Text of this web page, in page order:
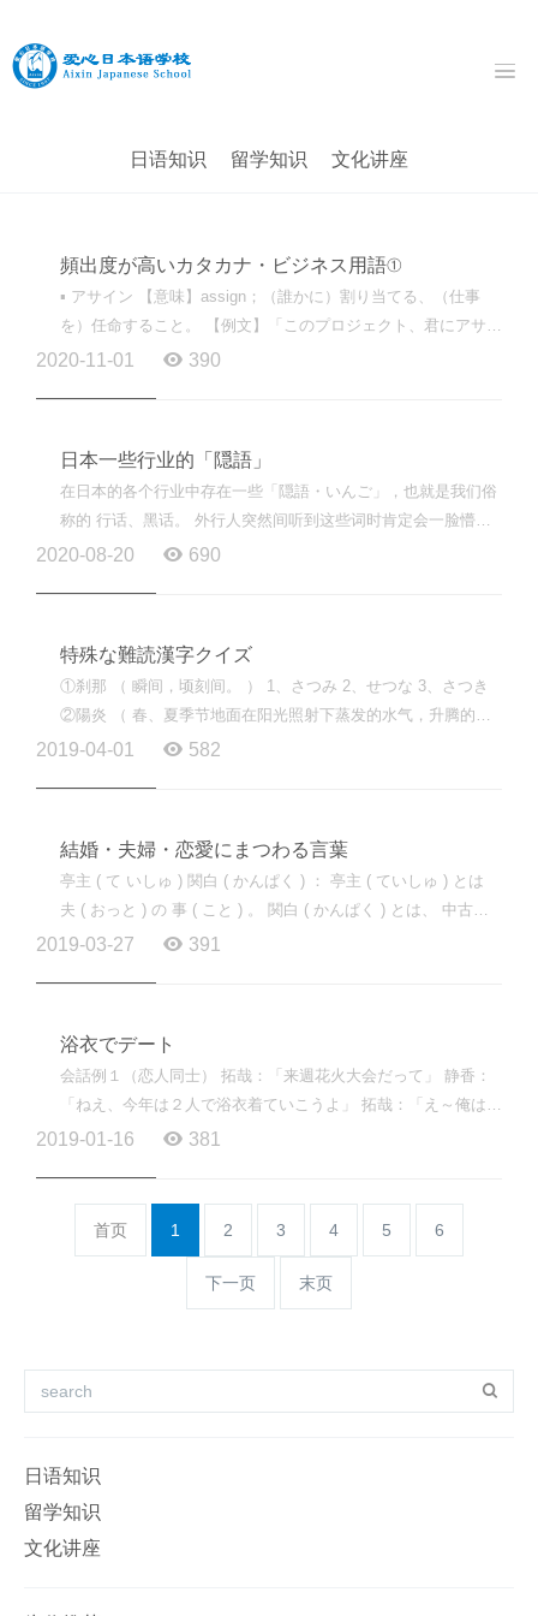
日语知识 留学知识 文化讲座
頻出度が高いカタカナ・ビジネス用語①
▪ アサイン 【意味】assign；（誰かに）割り当てる、（仕事
を）任命すること。 【例文】「このプロジェクト、君にアサイ
ンしておくのでよろしく。」 ▪ アウトソーシング 【意味...
2020-11-01 390
日本一些行业的「隠語」
在日本的各个行业中存在一些「隠語・いんご」，也就是我们俗
称的 行话、黑话。 外行人突然间听到这些词时肯定会一脸懵，
今天给大家分享几个，一起来学习一下吧。 医院 「ステる...
2020-08-20 690
特殊な難読漢字クイズ
①刹那 （ 瞬间，顷刻间。 ） 1、さつみ 2、せつな 3、さつき
②陽炎 （ 春、夏季节地面在阳光照射下蒸发的水气，升腾的热
气流，感热。阳气。 ） 1、ひび 2、ようび 3、かげろう ③...
2019-04-01 582
結婚・夫婦・恋愛にまつわる言葉
亭主 ( て いしゅ ) 関白 ( かんぱく ) ： 亭主 ( ていしゅ ) とは
夫 ( おっと ) の 事 ( こと ) 。 関白 ( かんぱく ) とは、 中古期 (
ちゅうこき ) 、 天皇 ( てんのう ) を 補佐 ( ほさ ) し...
2019-03-27 391
浴衣でデート
会話例１（恋人同士） 拓哉：「来週花火大会だって」 静香：
「ねえ、今年は２人で浴衣着ていこうよ」 拓哉：「え～俺はい
いよ」 静香：「なんで～一緒に着ていこうよ～」 拓哉...
2019-01-16 381
首页 1 2 3 4 5 6
下一页 末页
日语知识
留学知识
文化讲座